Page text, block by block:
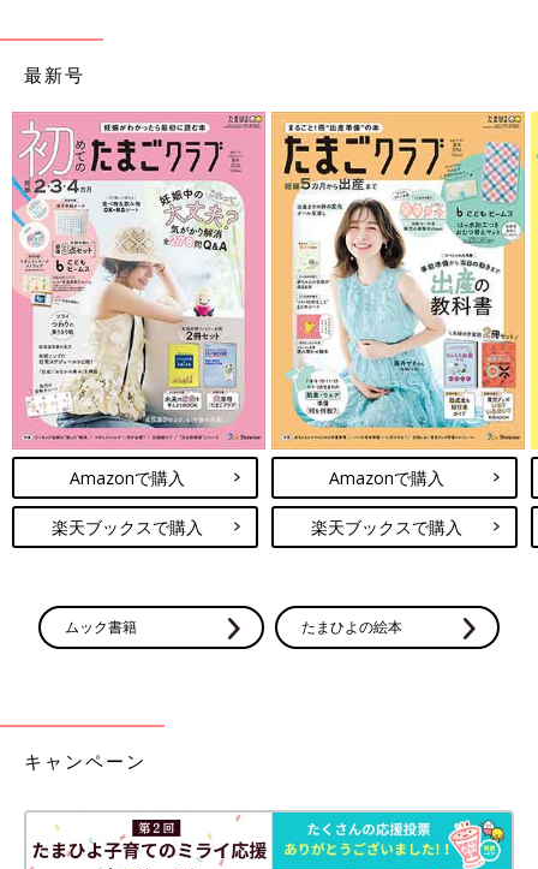
最新号
Amazonで購入
楽天ブックスで購入
Amazonで購入
楽天ブックスで購入
ムック書籍 たまひよの絵本
キャンペーン